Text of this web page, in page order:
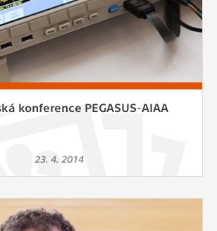
konference PEGASUS-AIAA
23. 4. 2014